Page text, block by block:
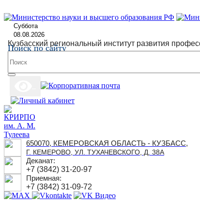
Суббота
08.08.2026
Кузбасский региональный институт развития
Поиск по сайту
650070, КЕМЕРОВСКАЯ ОБЛАСТЬ - КУЗБАСС,
Г. КЕМЕРОВО, УЛ. ТУХАЧЕВСКОГО, Д. 38А
Деканат:
+7 (3842) 31-20-97
Приемная:
+7 (3842) 31-09-72